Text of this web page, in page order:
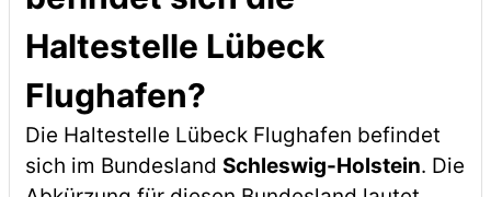
Haltestelle Lübeck
Flughafen?
Die Haltestelle Lübeck Flughafen befindet
sich im Bundesland Schleswig-Holstein. Die